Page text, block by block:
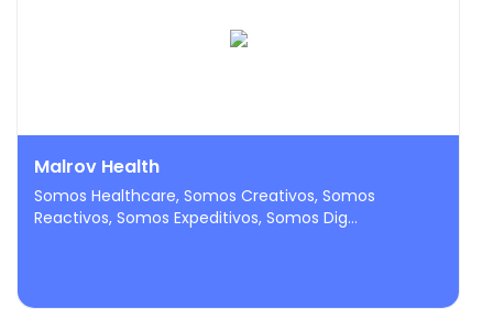
Malrov Health
Somos Healthcare, Somos Creativos, Somos
Reactivos, Somos Expeditivos, Somos Dig...